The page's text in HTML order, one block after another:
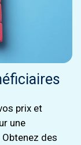
prix et
une
des